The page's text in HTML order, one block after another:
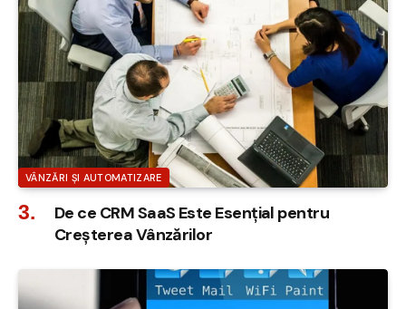
VÂNZĂRI ȘI AUTOMATIZARE
De ce CRM SaaS Este Esențial pentru
Creșterea Vânzărilor